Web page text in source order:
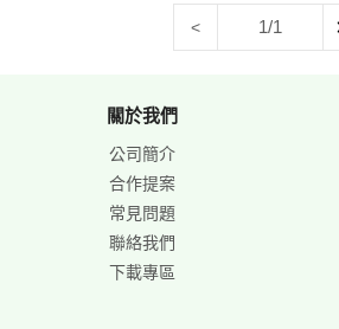
< 1/1
關於我們
公司簡介
合作提案
常見問題
聯絡我們
下載專區